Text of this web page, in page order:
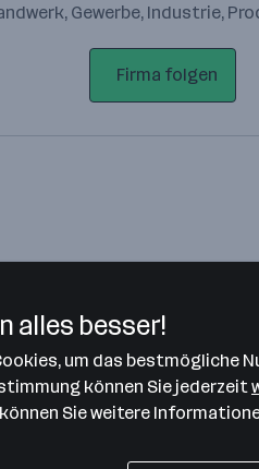
Gewerbe, Industrie,
Firma folgen
Bitte stimme unseren
Richtlinien zu, um diese
anzuzeigen.
Zustimmung geben
alles besser!
um das bestmögliche
können Sie jederzeit
können Sie weitere